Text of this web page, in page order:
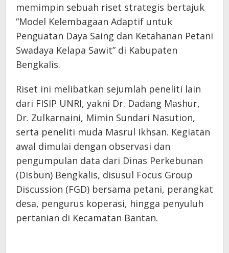
memimpin sebuah riset strategis bertajuk
“Model Kelembagaan Adaptif untuk
Penguatan Daya Saing dan Ketahanan Petani
Swadaya Kelapa Sawit” di Kabupaten
Bengkalis.
Riset ini melibatkan sejumlah peneliti lain
dari FISIP UNRI, yakni Dr. Dadang Mashur,
Dr. Zulkarnaini, Mimin Sundari Nasution,
serta peneliti muda Masrul Ikhsan. Kegiatan
awal dimulai dengan observasi dan
pengumpulan data dari Dinas Perkebunan
(Disbun) Bengkalis, disusul Focus Group
Discussion (FGD) bersama petani, perangkat
desa, pengurus koperasi, hingga penyuluh
pertanian di Kecamatan Bantan.